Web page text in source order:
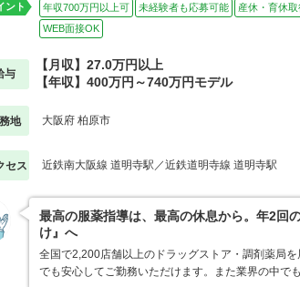
ント 年収700万円以上可 未経験者も応募可能 産休・育休
WEB面接OK
与
【月収】27.0万円以上
【年収】400万円～740万円モデル
地 大阪府 柏原市
セス 近鉄南大阪線 道明寺駅／近鉄道明寺線 道明寺駅
最高の服薬指導は、最高の休息から。年2回
け』へ
全国で2,200店舗以上のドラッグストア・調剤薬局
でも安心してご勤務いただけます。また業界の中で